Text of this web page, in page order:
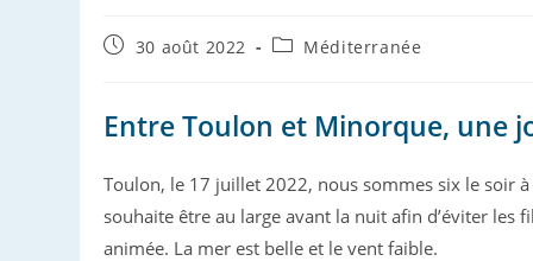
Publication
30 août 2022
PostMéditerranée
Entre Toulon et Minorque, une
Toulon, le 17 juillet 2022, nous sommes six le soir
souhaite être au large avant la nuit afin d’éviter les
animée. La mer est belle et le vent faible.